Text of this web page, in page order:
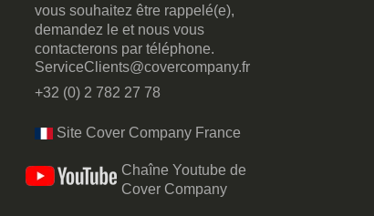
vous souhaitez être rappelé(e),
demandez le et nous vous
contacterons par téléphone.
ServiceClients@covercompany.fr
+32 (0) 2 782 27 78
Site Cover Company France
Chaîne Youtube de
Cover Company